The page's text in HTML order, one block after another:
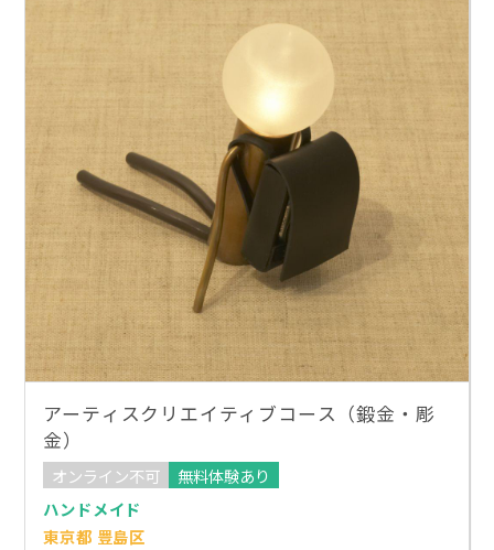
アーティスクリエイティブコース（鍛金・彫
金）
オンライン不可
無料体験あり
ハンドメイド
東京都 豊島区